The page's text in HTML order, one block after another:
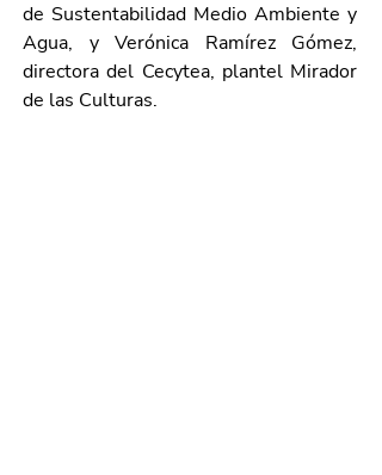
de Sustentabilidad Medio Ambiente y
Agua, y Verónica Ramírez Gómez,
directora del Cecytea, plantel Mirador
de las Culturas.